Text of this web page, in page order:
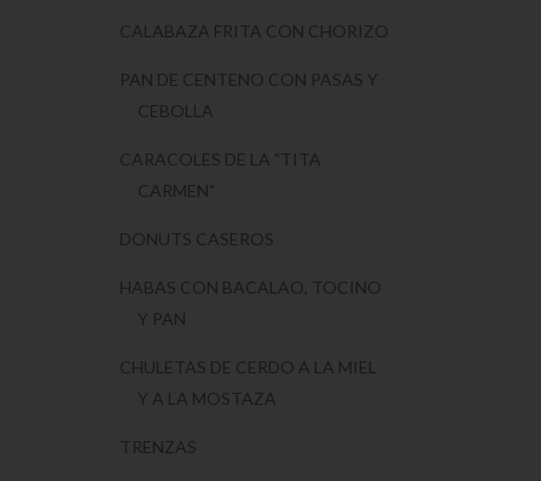
CALABAZA FRITA CON CHORIZO
PAN DE CENTENO CON PASAS Y
CEBOLLA
CARACOLES DE LA "TITA
CARMEN"
DONUTS CASEROS
HABAS CON BACALAO, TOCINO
Y PAN
CHULETAS DE CERDO A LA MIEL
Y A LA MOSTAZA
TRENZAS